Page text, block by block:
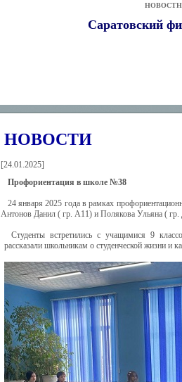
Саратовский
НОВОСТИ
[24.01.2025]
Профориентация в школе №38
24 января 2025 года в рамках
Антонов Данил ( гр. А11) и Полякова Ульяна (
Студенты встретились с учащимися 9
рассказали школьникам о студенческой жизни и